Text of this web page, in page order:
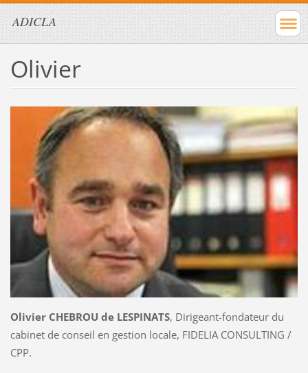
ADICLA
Olivier
Olivier CHEBROU de LESPINATS, Dirigeant-fondateur du
cabinet de conseil en gestion locale, FIDELIA CONSULTING /
CPP.